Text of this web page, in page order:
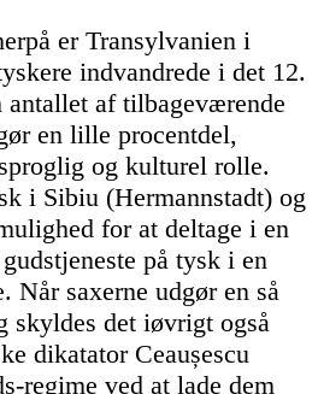
er Transylvanien i
indvandrede i det 12.
antallet af tilbageværende
en lille procentdel,
og kulturel rolle.
i Sibiu (Hermannstadt) og
for at deltage i en
på tysk i en
Når saxerne udgør en så
skyldes det iøvrigt også
dikatator Ceaușescu
regime ved at lade dem